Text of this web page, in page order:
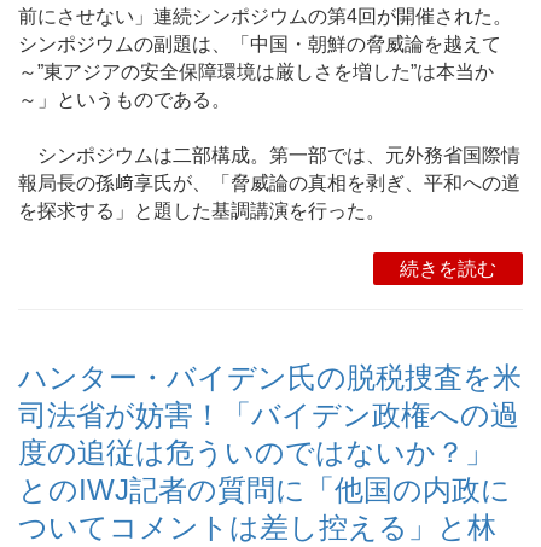
前にさせない」連続シンポジウムの第4回が開催された。
シンポジウムの副題は、「中国・朝鮮の脅威論を越えて
～”東アジアの安全保障環境は厳しさを増した”は本当か
～」というものである。
シンポジウムは二部構成。第一部では、元外務省国際情
報局長の孫﨑享氏が、「脅威論の真相を剥ぎ、平和への道
を探求する」と題した基調講演を行った。
続きを読む
ハンター・バイデン氏の脱税捜査を米
司法省が妨害！「バイデン政権への過
度の追従は危ういのではないか？」
とのIWJ記者の質問に「他国の内政に
ついてコメントは差し控える」と林